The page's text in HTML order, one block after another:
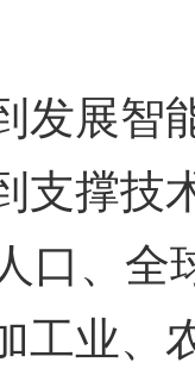
展智
支撑技
口、全
工业、